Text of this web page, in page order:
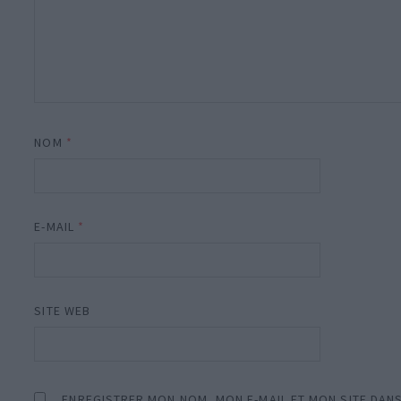
NOM *
E-MAIL *
SITE WEB